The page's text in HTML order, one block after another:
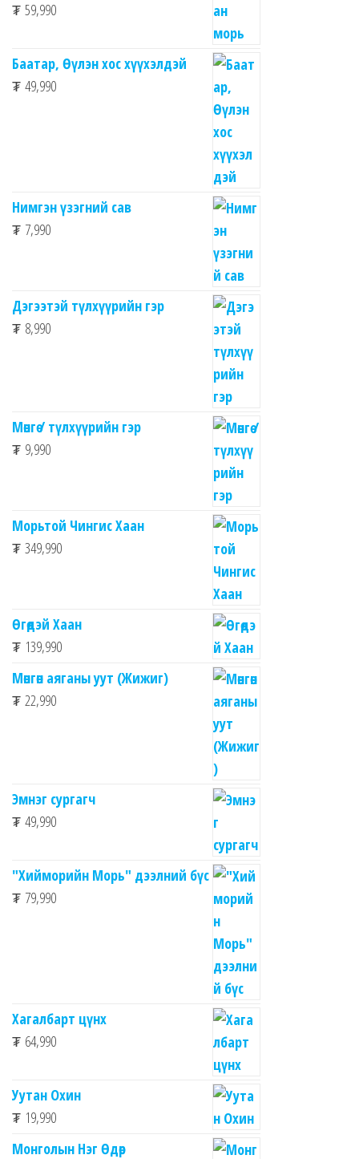
₮ 59,990
Баатар, Өүлэн хос хүүхэлдэй
₮ 49,990
Нимгэн үзэгний сав
₮ 7,990
Дэгээтэй түлхүүрийн гэр
₮ 8,990
Мөнгө / түлхүүрийн гэр
₮ 9,990
Морьтой Чингис Хаан
₮ 349,990
Өгөдэй Хаан
₮ 139,990
Мөнгөн аяганы уут (Жижиг)
₮ 22,990
Эмнэг сургагч
₮ 49,990
"Хийморийн Морь" дээлний бүс
₮ 79,990
Хагалбарт цүнх
₮ 64,990
Уутан Охин
₮ 19,990
Монголын Нэг Өдөр